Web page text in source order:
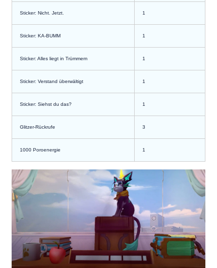
Sticker: Nicht. Jetzt. 1
Sticker: KA-BUMM 1
Sticker: Alles liegt in Trümmern 1
Sticker: Verstand überwältigt 1
Sticker: Siehst du das? 1
Glitzer-Rückrufe 3
1000 Poroenergie 1